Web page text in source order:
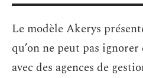
Le modèle Akerys
qu’on ne peut pas
avec des agences de